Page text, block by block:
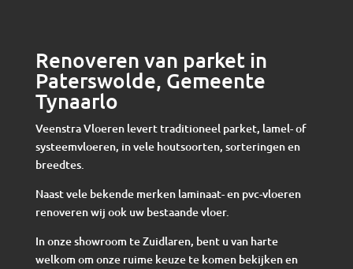
Renoveren van parket in
Paterswolde, Gemeente
Tynaarlo
Veenstra Vloeren levert traditioneel parket, lamel- of
systeemvloeren, in vele houtsoorten, sorteringen en
breedtes.
Naast vele bekende merken laminaat- en pvc-vloeren
renoveren wij ook uw bestaande vloer.
In onze showroom te Zuidlaren, bent u van harte
welkom om onze ruime keuze te komen bekijken en